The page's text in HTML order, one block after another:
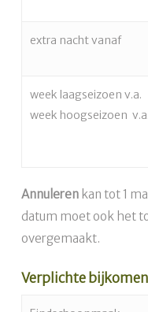
extra nacht vanaf
week laagseizoen v.a.
week hoogseizoen v.a.
Annulerenkan tot 1
datum moet ook het
overgemaakt.
Verplichte